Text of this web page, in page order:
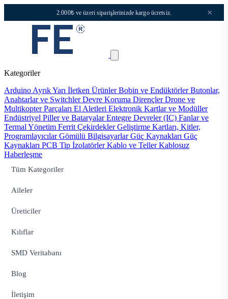
2.000₺ ve üzeri siparişlerinizde kargo ücretsiz. ×
Kategoriler
Arduino Ayrık Yarı İletken ÜrünlerBobin ve EndüktörlerButonlar,
Anahtarlar ve SwitchlerDevre Koruma DirençlerDrone ve
Multikopter Parçaları El Aletleri Elektronik Kartlar ve Modüller
Endüstriyel Piller ve BataryalarEntegre Devreler (IC) Fanlar ve
Termal Yönetim Ferrit ÇekirdeklerGeliştirme Kartları, Kitler,
ProgramlayıcılarGömülü BilgisayarlarGüç Kaynakları Güç
Kaynakları PCB Tip İzolatörlerKablo ve TellerKablosuz
Haberleşme
Tüm Kategoriler
Aileler
Üreticiler
Kılıflar
SMD Veritabanı
Blog
İletişim